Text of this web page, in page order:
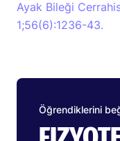
Ayak Bileği
1;56(6):1236-43.
Öğrendiklerini